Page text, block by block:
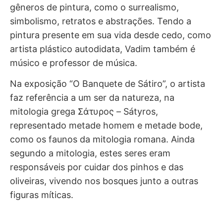
gêneros de pintura, como o surrealismo,
simbolismo, retratos e abstrações. Tendo a
pintura presente em sua vida desde cedo, como
artista plástico autodidata, Vadim também é
músico e professor de música.
Na exposição “O Banquete de Sátiro”, o artista
faz referência a um ser da natureza, na
mitologia grega Σάτυρος – Sátyros,
representado metade homem e metade bode,
como os faunos da mitologia romana. Ainda
segundo a mitologia, estes seres eram
responsáveis por cuidar dos pinhos e das
oliveiras, vivendo nos bosques junto a outras
figuras míticas.